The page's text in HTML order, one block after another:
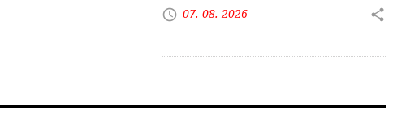
07. 08. 2026